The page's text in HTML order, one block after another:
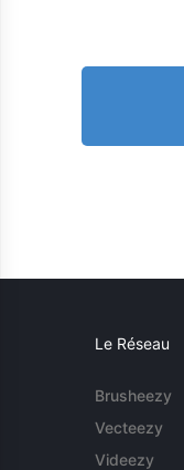
Le Réseau
Brusheezy
Vecteezy
Videezy